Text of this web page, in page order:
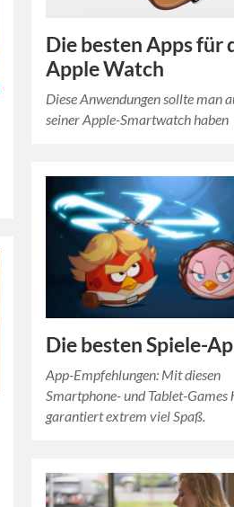
Die besten Apps für
Apple Watch
Diese Anwendungen sollte man
seiner Apple-Smartwatch haben
Die besten Spiele-
App-Empfehlungen: Mit diesen
Smartphone- und Tablet-Games
garantiert extrem viel Spaß.